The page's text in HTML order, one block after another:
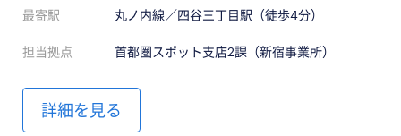
最寄駅 丸ノ内線／四谷三丁目駅（徒歩4分）
担当拠点 首都圏スポット支店2課（新宿事業所）
詳細を見る